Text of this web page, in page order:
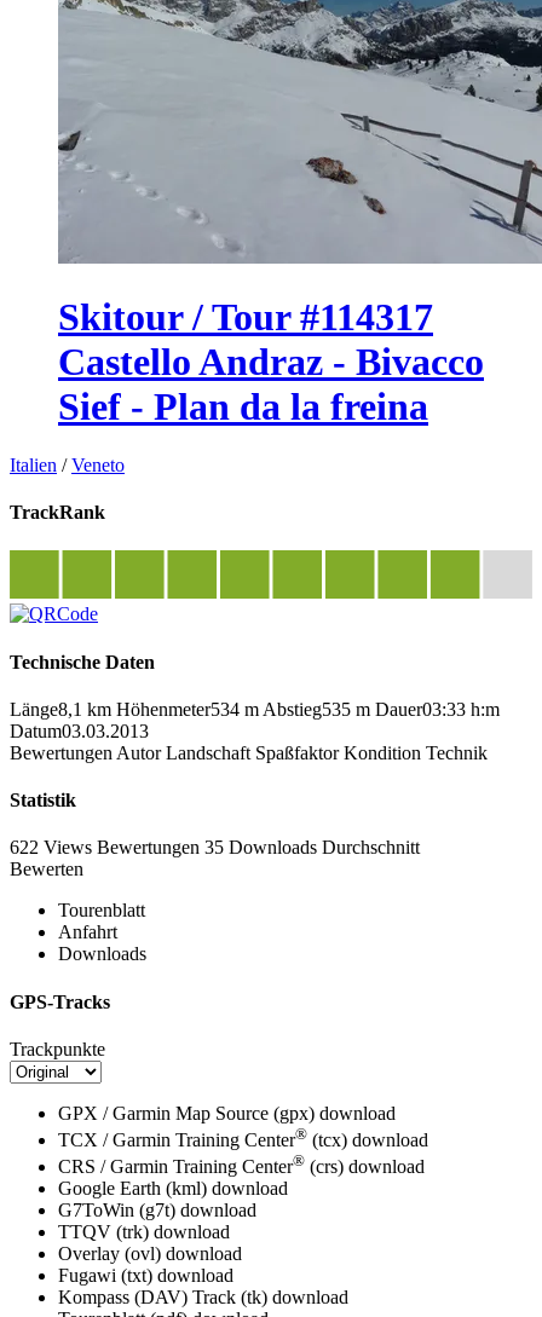
Skitour / Tour #114317
Castello Andraz - Bivacco
Sief - Plan da la freina
Italien /Veneto
TrackRank
Technische Daten
Länge8,1 km Höhenmeter534 m Abstieg535 m Dauer03:33 h:m
Datum03.03.2013
Bewertungen Autor Landschaft Spaßfaktor Kondition Technik
Statistik
622 Views Bewertungen 35 Downloads Durchschnitt
Bewerten
Tourenblatt
Anfahrt
Downloads
GPS-Tracks
Trackpunkte
GPX / Garmin Map Source (gpx) download
TCX / Garmin Training Center® (tcx) download
CRS / Garmin Training Center® (crs) download
Google Earth (kml) download
G7ToWin (g7t) download
TTQV (trk) download
Overlay (ovl) download
Fugawi (txt) download
Kompass (DAV) Track (tk) download